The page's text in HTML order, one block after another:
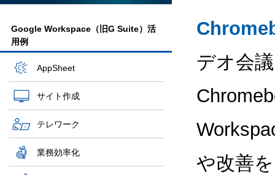
Google Workspace（旧G Suite）活
用例
AppSheet
サイト作成
テレワーク
業務効率化
デオ会
や改善